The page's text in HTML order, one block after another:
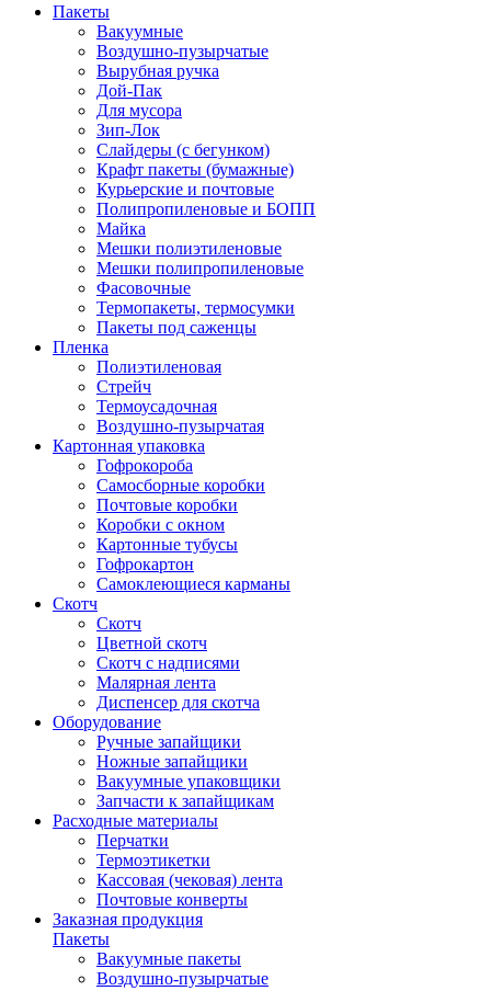
Пакеты
Вакуумные
Воздушно-пузырчатые
Вырубная ручка
Дой-Пак
Для мусора
Зип-Лок
Слайдеры (с бегунком)
Крафт пакеты (бумажные)
Курьерские и почтовые
Полипропиленовые и БОПП
Майка
Мешки полиэтиленовые
Мешки полипропиленовые
Фасовочные
Термопакеты, термосумки
Пакеты под саженцы
Пленка
Полиэтиленовая
Стрейч
Термоусадочная
Воздушно-пузырчатая
Картонная упаковка
Гофрокороба
Самосборные коробки
Почтовые коробки
Коробки с окном
Картонные тубусы
Гофрокартон
Самоклеющиеся карманы
Скотч
Скотч
Цветной скотч
Скотч с надписями
Малярная лента
Диспенсер для скотча
Оборудование
Ручные запайщики
Ножные запайщики
Вакуумные упаковщики
Запчасти к запайщикам
Расходные материалы
Перчатки
Термоэтикетки
Кассовая (чековая) лента
Почтовые конверты
Заказная продукция
Пакеты
Вакуумные пакеты
Воздушно-пузырчатые